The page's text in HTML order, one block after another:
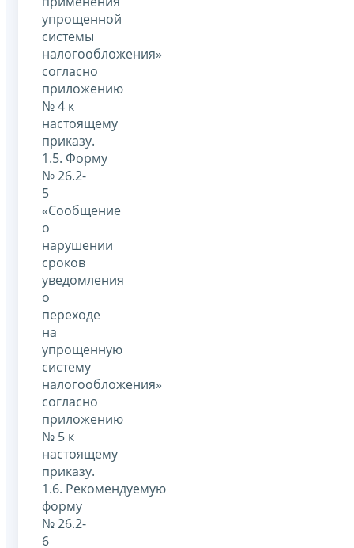
упрощенной
системы
налогообложения»
согласно
приложению
№ 4 к
настоящему
приказу.
1.5. Форму
№ 26.2-
5
«Сообщение
о
нарушении
сроков
уведомления
о
переходе
на
упрощенную
систему
налогообложения»
согласно
приложению
№ 5 к
настоящему
приказу.
1.6. Рекомендуемую
форму
№ 26.2-
6